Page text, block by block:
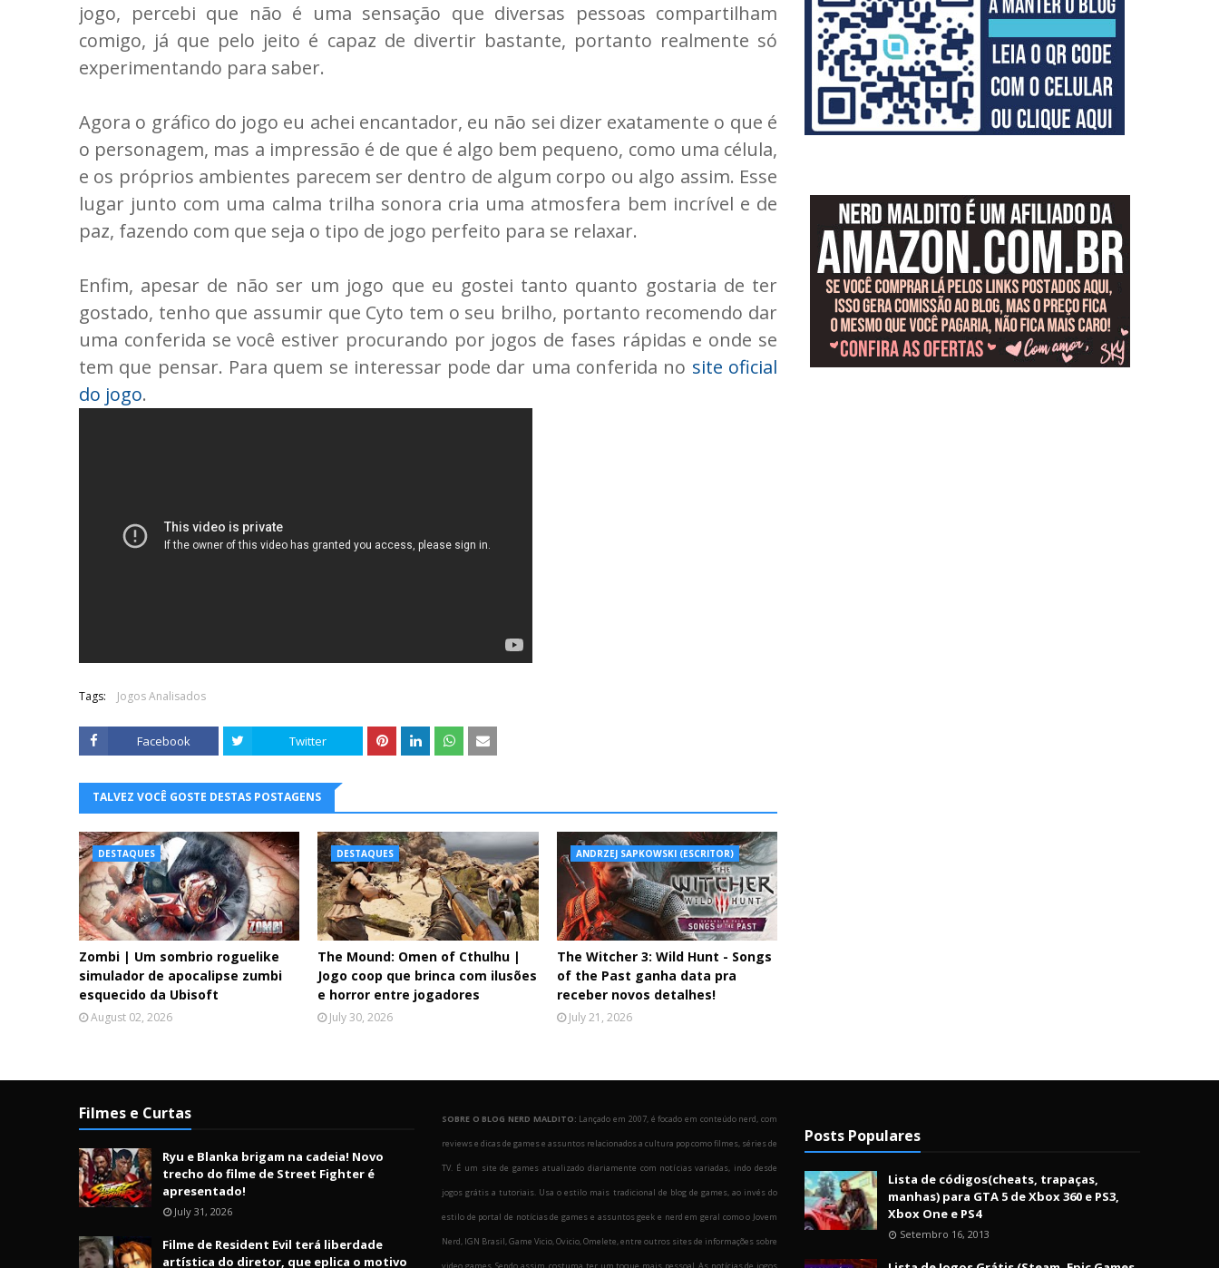
jogo, percebi que não é uma sensação que diversas pessoas compartilham
comigo, já que pelo jeito é capaz de divertir bastante, portanto realmente só
experimentando para saber.
Agora o gráfico do jogo eu achei encantador, eu não sei dizer exatamente o que é
o personagem, mas a impressão é de que é algo bem pequeno, como uma célula,
e os próprios ambientes parecem ser dentro de algum corpo ou algo assim. Esse
lugar junto com uma calma trilha sonora cria uma atmosfera bem incrível e de
paz, fazendo com que seja o tipo de jogo perfeito para se relaxar.
Enfim, apesar de não ser um jogo que eu gostei tanto quanto gostaria de ter
gostado, tenho que assumir que Cyto tem o seu brilho, portanto recomendo dar
uma conferida se você estiver procurando por jogos de fases rápidas e onde se
tem que pensar. Para quem se interessar pode dar uma conferida no site oficial
do jogo.
Tags: Jogos Analisados
Facebook Twitter
TALVEZ VOCÊ GOSTE DESTAS POSTAGENS
DESTAQUES
Zombi | Um sombrio roguelike
simulador de apocalipse zumbi
esquecido da Ubisoft
August 02, 2026
DESTAQUES
The Mound: Omen of Cthulhu |
Jogo coop que brinca com ilusões
e horror entre jogadores
July 30, 2026
ANDRZEJ SAPKOWSKI (ESCRITOR)
The Witcher 3: Wild Hunt - Songs
of the Past ganha data pra
receber novos detalhes!
July 21, 2026
Filmes e Curtas
Ryu e Blanka brigam na cadeia! Novo
trecho do filme de Street Fighter é
apresentado!
July 31, 2026
Filme de Resident Evil terá liberdade
artística do diretor, que eplica o motivo
SOBRE O BLOG NERD MALDITO: Lançado em 2007, é focado em conteúdo nerd, com
reviews e dicas de games e assuntos relacionados a cultura pop como filmes, séries de
TV. É um site de games atualizado diariamente com notícias variadas, indo desde
jogos grátis a tutoriais. Usa o estilo mais tradicional de blog de games, ao invés do
estilo de portal de notícias de games e assuntos geek e nerd em geral como o Jovem
Nerd, IGN Brasil, Game Vicio, Ovicio, Omelete, entre outros sites de informações sobre
Posts Populares
Lista de códigos(cheats, trapaças,
manhas) para GTA 5 de Xbox 360 e PS3,
Xbox One e PS4
Setembro 16, 2013